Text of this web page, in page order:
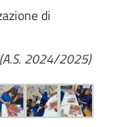
di
(A.S. 2024/2025)